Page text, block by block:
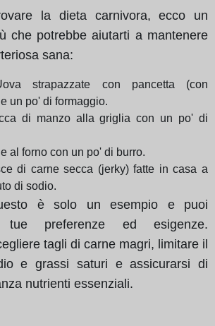
la dieta carnivora, ecco un
che potrebbe aiutarti a mantenere
sana:
strapazzate con pancetta (con
un po' di formaggio.
di manzo alla griglia con un po' di
al forno con un po' di burro.
di carne secca (jerky) fatte in casa a
di sodio.
è solo un esempio e puoi
preferenze ed esigenze.
tagli di carne magri, limitare il
e grassi saturi e assicurarsi di
nutrienti essenziali.